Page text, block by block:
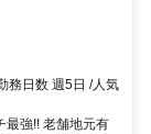
務日数 週5日 /人気
最強!! 老舗地元有